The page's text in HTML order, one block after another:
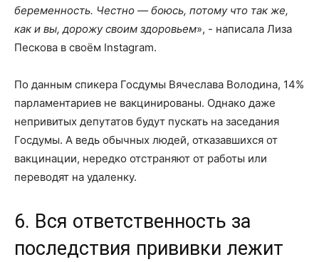
беременность. Честно — боюсь, потому что так же,
как и вы, дорожу своим здоровьем», - написала Лиза
Пескова в своём Instagram.
По данным спикера Госдумы Вячеслава Володина, 14%
парламентариев не вакцинированы. Однако даже
непривитых депутатов будут пускать на заседания
Госдумы. А ведь обычных людей, отказавшихся от
вакцинации, нередко отстраняют от работы или
переводят на удаленку.
6. Вся ответственность за
последствия прививки лежит